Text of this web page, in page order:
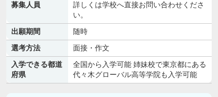
募集人員
詳しくは学校へ直接お問い合わせくださ
い。
出願期間
随時
選考方法
面接・作文
入学できる都道
府県
全国から入学可能 姉妹校で東京都にある
代々木グローバル高等学院も入学可能